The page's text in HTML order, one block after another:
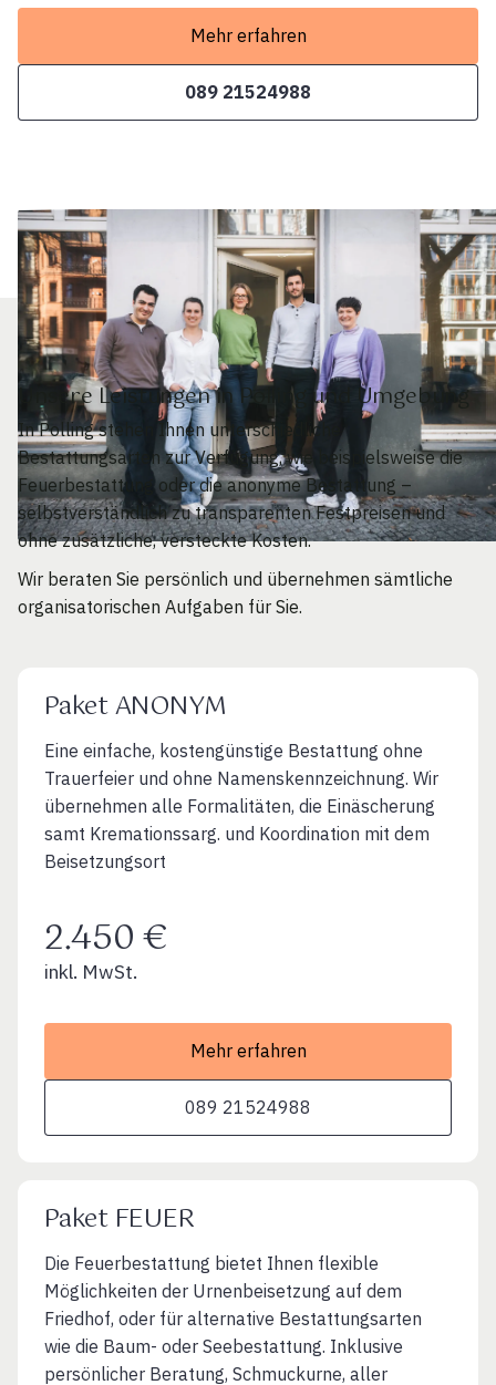
Mehr erfahren
089 21524988
Unsere Leistungen in Polling und Umgebung
In Polling stehen Ihnen unterschiedliche
Bestattungsarten zur Verfügung, wie beispielsweise die
Feuerbestattung oder die anonyme Bestattung –
selbstverständlich zu transparenten Festpreisen und
ohne zusätzliche, versteckte Kosten.
Wir beraten Sie persönlich und übernehmen sämtliche
organisatorischen Aufgaben für Sie.
Paket ANONYM
Eine einfache, kostengünstige Bestattung ohne
Trauerfeier und ohne Namenskennzeichnung. Wir
übernehmen alle Formalitäten, die Einäscherung
samt Kremationssarg. und Koordination mit dem
Beisetzungsort
2.450 €
inkl. MwSt.
Mehr erfahren
089 21524988
Paket FEUER
Die Feuerbestattung bietet Ihnen flexible
Möglichkeiten der Urnenbeisetzung auf dem
Friedhof, oder für alternative Bestattungsarten
wie die Baum- oder Seebestattung. Inklusive
persönlicher Beratung, Schmuckurne, aller